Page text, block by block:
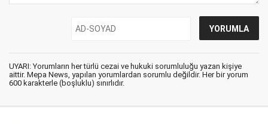
UYARI: Yorumların her türlü cezai ve hukuki sorumluluğu yazan kişiye
aittir. Mepa News, yapılan yorumlardan sorumlu değildir. Her bir yorum
600 karakterle (boşluklu) sınırlıdır.